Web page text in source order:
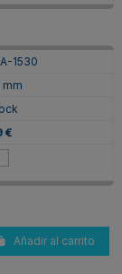
1530
mm
€
Añadir al carrito